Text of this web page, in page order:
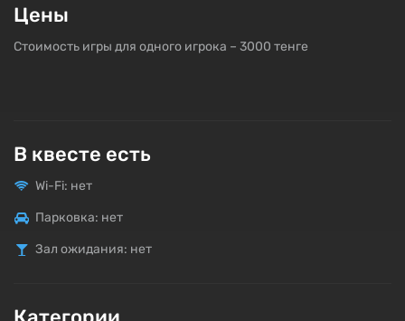
Цены
Стоимость игры для одного игрока – 3000 тенге
В квесте есть
Wi-Fi: нет
Парковка: нет
Зал ожидания: нет